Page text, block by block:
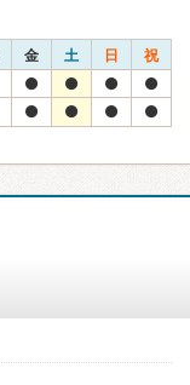
金 土 日 祝